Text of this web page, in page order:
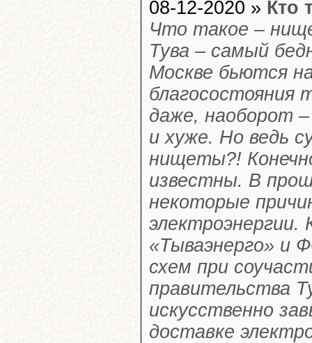
08-12-2020 » Кто
Что такое –
Тува – самый
Москве бьются
благосостояния
даже, наоборот
и хуже. Но ведь
нищеты?!
известны. В
некоторые
электроэнергии.
«Тываэнерго» и
схем при
правительства
искусственно
доставке